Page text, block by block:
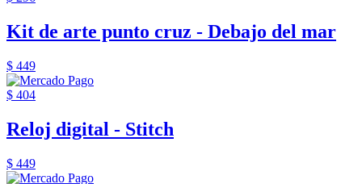
Kit de arte punto cruz - Debajo del mar
$ 449
$ 404
Reloj digital - Stitch
$ 449